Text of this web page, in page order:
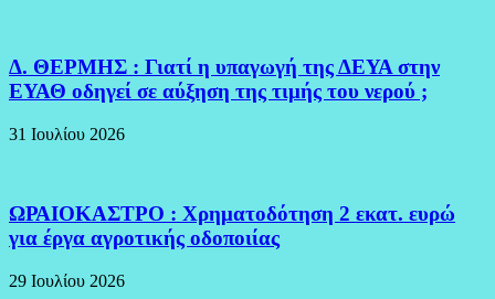
Δ. ΘΕΡΜΗΣ : Γιατί η υπαγωγή της ΔΕΥΑ στην
ΕΥΑΘ οδηγεί σε αύξηση της τιμής του νερού ;
31 Ιουλίου 2026
ΩΡΑΙΟΚΑΣΤΡΟ : Χρηματοδότηση 2 εκατ. ευρώ
για έργα αγροτικής οδοποιίας
29 Ιουλίου 2026